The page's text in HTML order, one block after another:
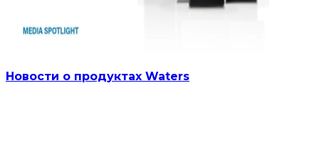
Новости о продуктах Waters